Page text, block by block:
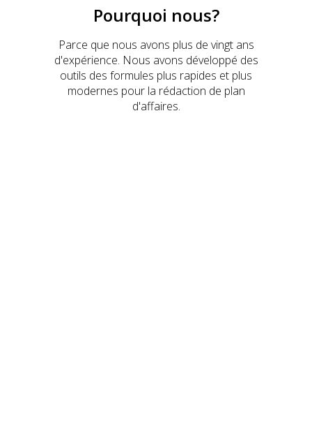
Pourquoi nous?
Parce que nous avons plus de vingt ans
d'expérience. Nous avons développé des
outils des formules plus rapides et plus
modernes pour la rédaction de plan
d'affaires.